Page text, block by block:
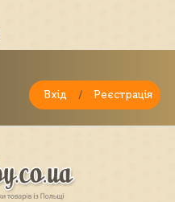
Вхід / Реєстрація